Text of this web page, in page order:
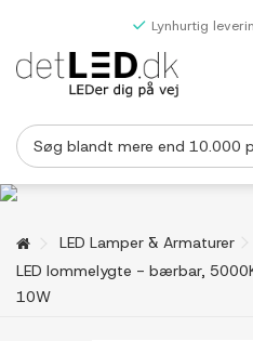
Lynhurtig
LED Lamper & Armaturer
LED lommelygte - bærbar,
10W